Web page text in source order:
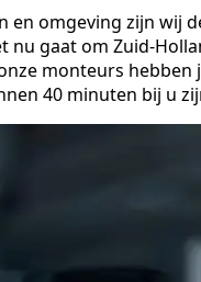
en omgeving zijn wij
nu gaat om Zuid-
monteurs hebben
40 minuten bij u